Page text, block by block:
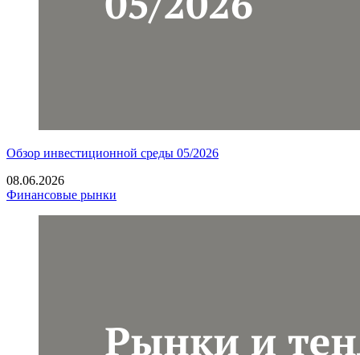
Обзор инвестиционной среды 05/2026
08.06.2026
Финансовые рынки